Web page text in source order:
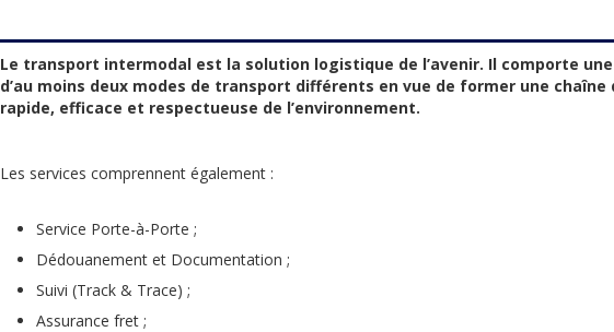
Le transport intermodal est la solution logistique de l’avenir. Il comporte
d’au moins deux modes de transport différents en vue de former une
rapide, efficace et respectueuse de l’environnement.
Les services comprennent également :
Service Porte-à-Porte ;
Dédouanement et Documentation ;
Suivi (Track & Trace) ;
Assurance fret ;